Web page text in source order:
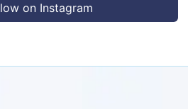
on Instagram